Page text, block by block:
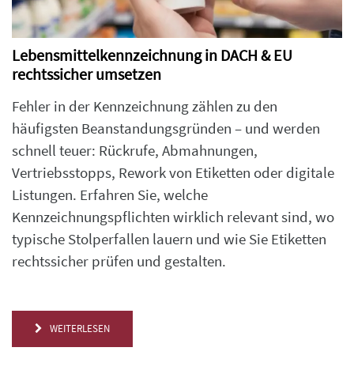
Lebensmittelkennzeichnung in DACH & EU
rechtssicher umsetzen
Fehler in der Kennzeichnung zählen zu den
häufigsten Beanstandungsgründen – und werden
schnell teuer: Rückrufe, Abmahnungen,
Vertriebsstopps, Rework von Etiketten oder digitale
Listungen. Erfahren Sie, welche
Kennzeichnungspflichten wirklich relevant sind, wo
typische Stolperfallen lauern und wie Sie Etiketten
rechtssicher prüfen und gestalten.
WEITERLESEN